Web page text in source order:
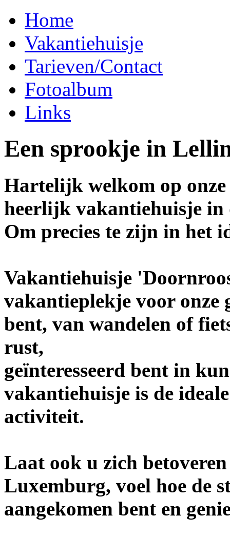
Home
Vakantiehuisje
Tarieven/Contact
Fotoalbum
Links
Een sprookje in
Hartelijk welkom op
heerlijk vakantiehuisje in
Om precies te zijn in het
Vakantiehuisje
vakantieplekje voor onze
bent, van wandelen of
rust,
geïnteresseerd bent in
vakantiehuisje is de
activiteit.
Laat ook u zich
Luxemburg, voel hoe de
aangekomen bent en